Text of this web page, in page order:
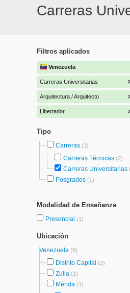
Carreras
Filtros aplicados
Venezuela
Carreras Universitarias
Arquitectura / Arquitecto
Libertador
Tipo
Carreras (3)
Carreras Técnicas (2)
Carreras Universitarias
Posgrados (1)
Modalidad de Enseñanza
Presencial (1)
Ubicación
Venezuela (6)
Distrito Capital (2)
Zulia (1)
Mérida (1)